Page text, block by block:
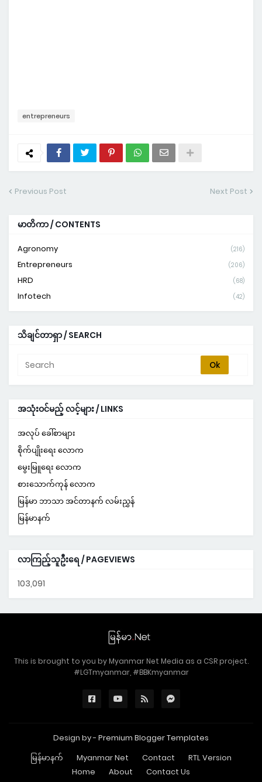
entrepreneurs
Previous Post Next Post
မာတိကာ / CONTENTS
Agronomy (216)
Entrepreneurs (206)
HRD (68)
Infotech (42)
သိချင်တာရှာ / SEARCH
အသုံးဝင်မည့် လင့်များ / LINKS
အလုပ် ခေါ်စာများ
စိုက်ပျိုးရေး လောက
မွေးမြူရေး လောက
စားသောက်ကုန် လောက
မြန်မာ ဘာသာ အင်တာနက် လမ်းညွှန်
မြန်မာနက်
လာကြည့်သူဦးရေ / PAGEVIEWS
103,091
This is brought to you by Myanmar Net Media as a CSR project.
#LGTmyanmar, #BBKmyanmar
Design by - Premium Blogger Templates
မြန်မာနက်
Myanmar Net Contact
RTL Version
Home
About Contact Us